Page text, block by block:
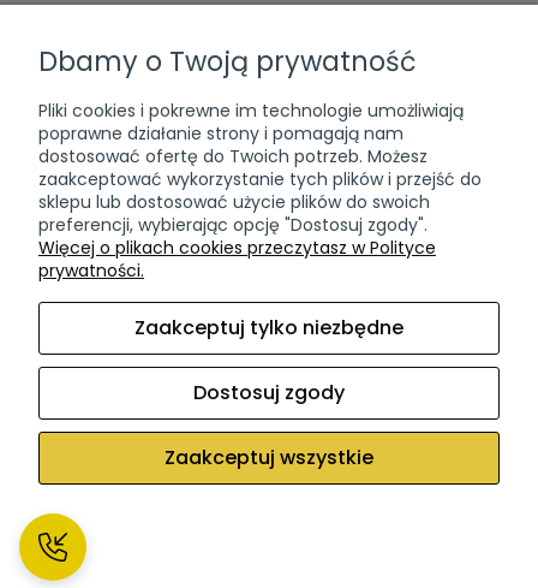
Przydatne informacje
Czas i koszty dostawy
Częste pytania (FAQ)
Zwroty & wymiana
Ponowna dostawa paczki
Dokumenty
Polityka Prywatności
Dbamy o Twoją prywatność
Pliki cookies i pokrewne im technologie umożliwiają
poprawne działanie strony i pomagają nam
dostosować ofertę do Twoich potrzeb. Możesz
zaakceptować wykorzystanie tych plików i przejść do
sklepu lub dostosować użycie plików do swoich
preferencji, wybierając opcję "Dostosuj zgody".
Więcej o plikach cookies przeczytasz w Polityce
prywatności.
Zaakceptuj tylko niezbędne
Dostosuj zgody
Zaakceptuj wszystkie